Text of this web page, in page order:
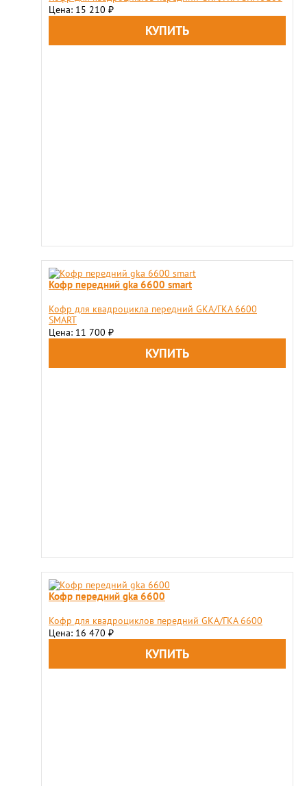
Цена: 15 210 ₽
Кофр передний gka 6600 smart
Кофр для квадроцикла передний GKA/ГКА 6600
SMART
Цена: 11 700 ₽
Кофр передний gka 6600
Кофр для квадроциклов передний GKA/ГКА 6600
Цена: 16 470 ₽